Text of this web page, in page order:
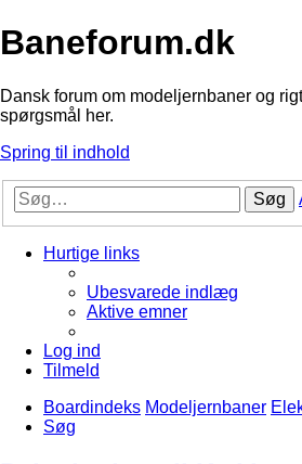
Baneforum.dk
Dansk forum om modeljernbaner og
spørgsmål her.
Spring til indhold
Søg
Hurtige links
Ubesvarede indlæg
Aktive emner
Log ind
Tilmeld
Boardindeks Modeljernbaner
Søg